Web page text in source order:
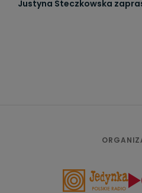
Justyna Steczkowska